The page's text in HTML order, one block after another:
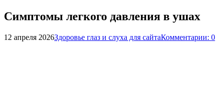
Симптомы легкого давления в ушах
12 апреля 2026Здоровье глаз и слуха для сайтаКомментарии: 0